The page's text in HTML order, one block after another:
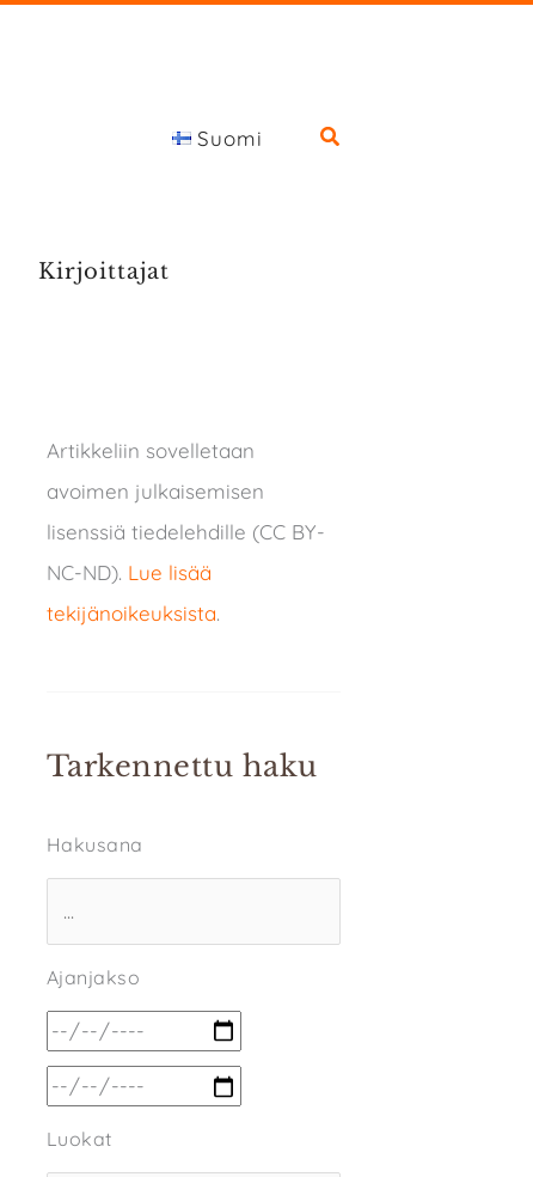
Suomi
Kirjoittajat
Artikkeliin sovelletaan
avoimen julkaisemisen
lisenssiä tiedelehdille (CC BY-
NC-ND). Lue lisää
tekijänoikeuksista.
Tarkennettu haku
Hakusana
Ajanjakso
Luokat